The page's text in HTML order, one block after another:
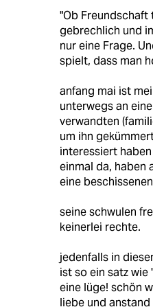
"Ob Freundschaft
gebrechlich und
nur eine Frage.
spielt, dass man
anfang mai ist
unterwegs an
verwandten
um ihn
interessiert
einmal da, haben
eine
seine schwulen
keinerlei rechte.
jedenfalls in
ist so ein satz
eine lüge! schön
liebe und